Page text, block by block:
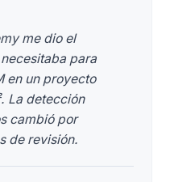
me dio el
para
en un proyecto
La detección
cambió por
de revisión.